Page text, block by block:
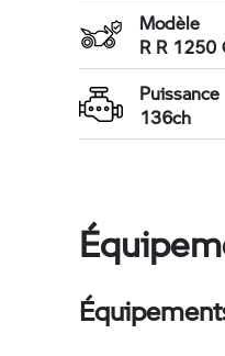
Modèle
R R 1250
Puissance
136ch